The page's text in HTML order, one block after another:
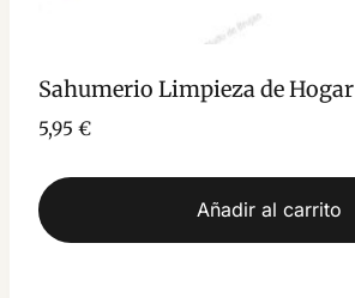
Sahumerio Limpieza de Hogar
5,95 €
Añadir al carrito